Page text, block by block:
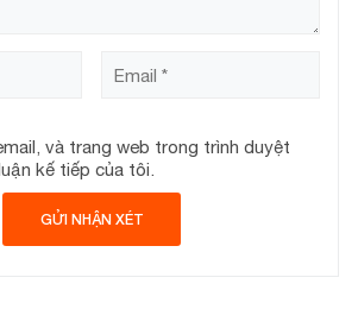
và trang web trong trình duyệt
kế tiếp của tôi.